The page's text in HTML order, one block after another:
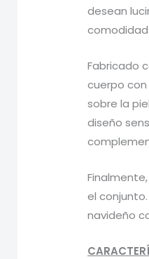
desean
comodidad
Fabricado
cuerpo
sobre la
diseño
el
navideño